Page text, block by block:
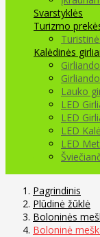
Svarstyklės
Turizmo
Kalėdinės
Lauko
LED
LED
LED
LED
Pagrindinis
Plūdinė žūklė
Boloninės
Boloninė